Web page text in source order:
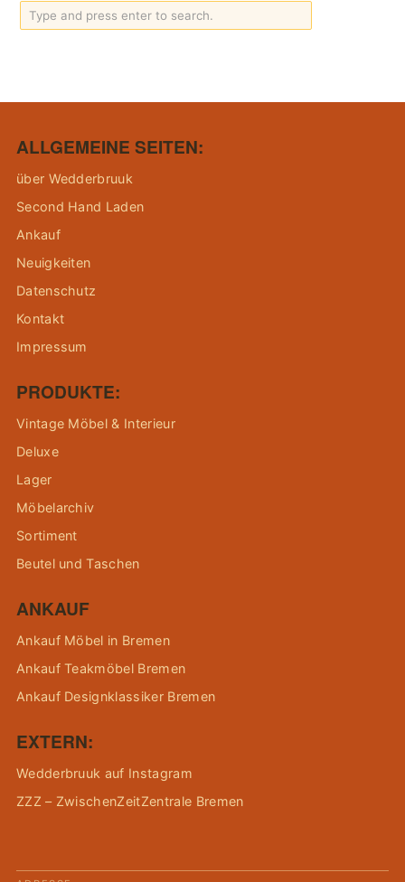
ALLGEMEINE SEITEN:
über Wedderbruuk
Second Hand Laden
Ankauf
Neuigkeiten
Datenschutz
Kontakt
Impressum
PRODUKTE:
Vintage Möbel & Interieur
Deluxe
Lager
Möbelarchiv
Sortiment
Beutel und Taschen
ANKAUF
Ankauf Möbel in Bremen
Ankauf Teakmöbel Bremen
Ankauf Designklassiker Bremen
EXTERN:
Wedderbruuk auf Instagram
ZZZ – ZwischenZeitZentrale Bremen